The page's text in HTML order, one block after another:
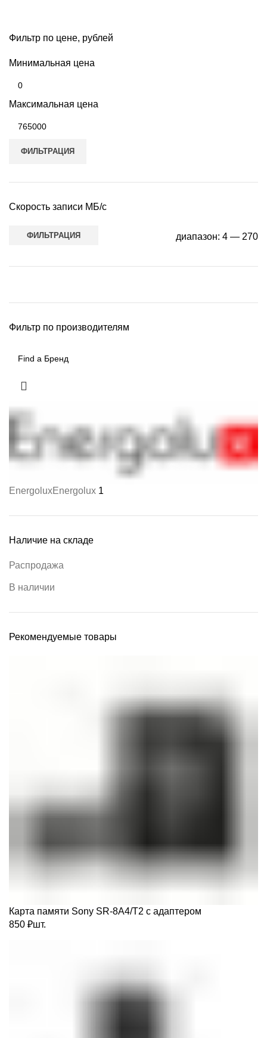
Фильтр по цене, рублей
Минимальная цена
Максимальная цена
ФИЛЬТРАЦИЯ
Скорость записи МБ/с
ФИЛЬТРАЦИЯ диапазон: 4 — 270
Фильтр по производителям
EnergoluxEnergolux 1
Наличие на складе
Распродажа
В наличии
Рекомендуемые товары
Карта памяти Sony SR-8A4/T2 с адаптером
850 ₽шт.